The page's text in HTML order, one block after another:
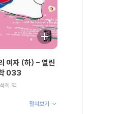
여자 (하) - 열린
033
희 역
펼쳐보기